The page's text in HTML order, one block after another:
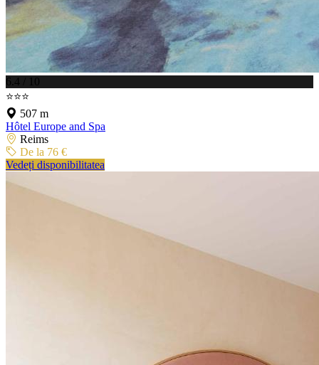
6.4 / 10
⭐⭐⭐
507 m
Hôtel Europe and Spa
Reims
De la 76 €
Vedeți disponibilitatea